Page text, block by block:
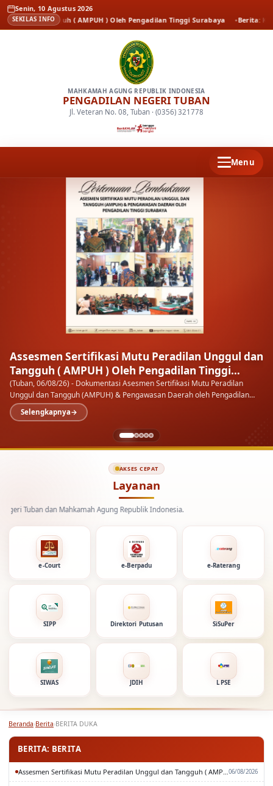
Senin, 10 Agustus 2026
SEKILAS INFO
Tangguh ( AMPUH ) Oleh Pengadilan Tinggi Surabaya Berita Kenal
MAHKAMAH AGUNG REPUBLIK INDONESIA
PENGADILAN NEGERI TUBAN
Jl. Veteran No. 08, Tuban · (0356) 321778
Menu
Kenal Pamit Kapolresta Tuban
Setiap masa ada orangnya, setiap orang ada masanya
Ketua
Pengadilan Negeri Tuban menghadiri malam Kenal Pamit Kapolresta
Tuban di Pendopo Kab.…
Layanan
dan Mahkamah Agung Republik Indonesia.
e-Court e-Berpadu e-Raterang
SIPP Direktori Putusan SiSuPer
SIWAS JDIH LPSE
Beranda›Berita›BERITA DUKA
BERITA: BERITA
Kenal Pamit Kapolresta Tuban